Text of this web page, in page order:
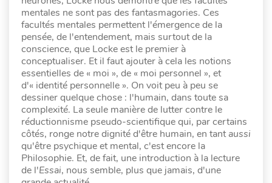
mentales ne sont pas des fantasmagories. Ces
facultés mentales permettent l'émergence de la
pensée, de l'entendement, mais surtout de la
conscience, que Locke est le premier à
conceptualiser. Et il faut ajouter à cela les notions
essentielles de « moi », de « moi personnel », et
d'« identité personnelle ». On voit peu à peu se
dessiner quelque chose : l'humain, dans toute sa
complexité. La seule manière de lutter contre le
réductionnisme pseudo-scientifique qui, par certains
côtés, ronge notre dignité d'être humain, en tantaussi
qu'être psychique et mental, c'est encore la
Philosophie. Et, de fait, une introduction à la lecture
de l'Essai, nous semble, plus que jamais, d'une